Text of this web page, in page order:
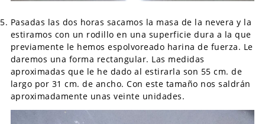
Pasadas las dos horas sacamos la masa de la nevera y la
estiramos con un rodillo en una superficie dura a la que
previamente le hemos espolvoreado harina de fuerza. Le
daremos una forma rectangular. Las medidas
aproximadas que le he dado al estirarla son 55 cm. de
largo por 31 cm. de ancho. Con este tamaño nos saldrán
aproximadamente unas veinte unidades.